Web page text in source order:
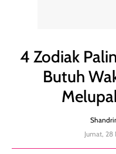
4 Zodiak
Butuh
Jumat,